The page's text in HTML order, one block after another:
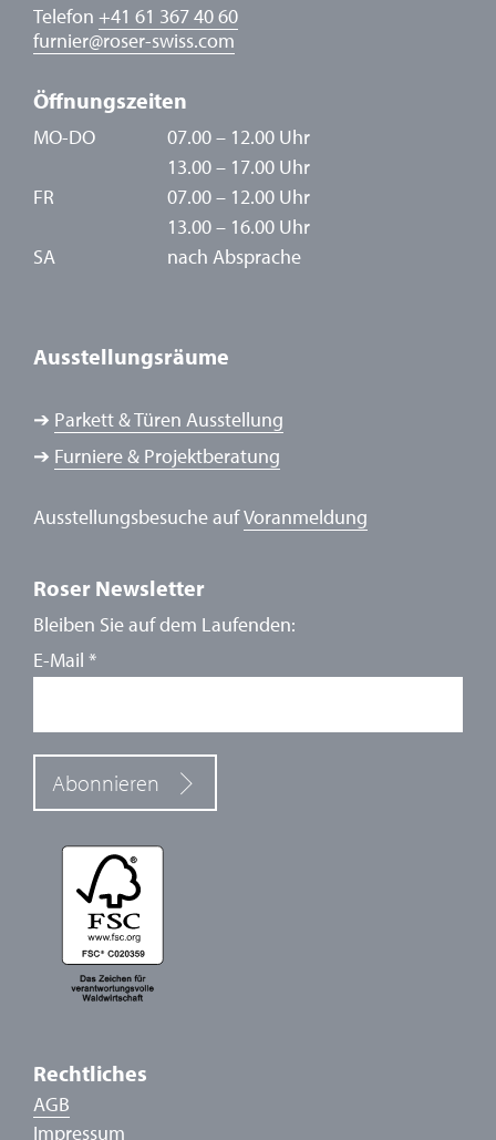
Telefon +41 61 367 40 60
furnier@roser-swiss.com
Öffnungszeiten
MO-DO
07.00 – 12.00 Uhr
13.00 – 17.00 Uhr
FR
07.00 – 12.00 Uhr
13.00 – 16.00 Uhr
SA
nach Absprache
Ausstellungsräume
➔ Parkett & Türen Ausstellung
➔ Furniere & Projektberatung
Ausstellungsbesuche aufVoranmeldung
Roser Newsletter
Bleiben Sie auf dem Laufenden:
E-Mail *
Abonnieren
Rechtliches
AGB
Impressum